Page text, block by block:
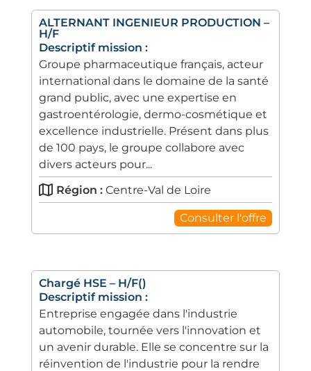
ALTERNANT INGENIEUR PRODUCTION –
H/F
Descriptif mission :
Groupe pharmaceutique français, acteur
international dans le domaine de la santé
grand public, avec une expertise en
gastroentérologie, dermo-cosmétique et
excellence industrielle. Présent dans plus
de 100 pays, le groupe collabore avec
divers acteurs pour...
Région : Centre-Val de Loire
Consulter l'offre
Chargé HSE – H/F()
Descriptif mission :
Entreprise engagée dans l'industrie
automobile, tournée vers l'innovation et
un avenir durable. Elle se concentre sur la
réinvention de l'industrie pour la rendre